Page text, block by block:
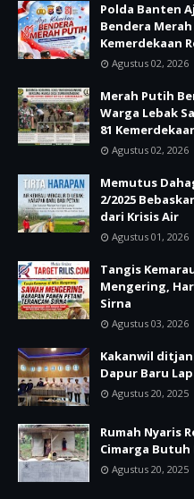
Polda Banten
Bendera
Kemerdekaan
Agustus 02, 2026
Merah Putih
Warga Lebak
81
Agustus 02, 2026
Memutus
2/2025
dari Krisis Air
Agustus 01, 2026
Tangis
Mengering,
Sirna
Agustus 03, 2026
Kakanwil
Dapur Baru
Agustus 20, 2025
Rumah Nyaris
Cimarga
Agustus 20, 2025